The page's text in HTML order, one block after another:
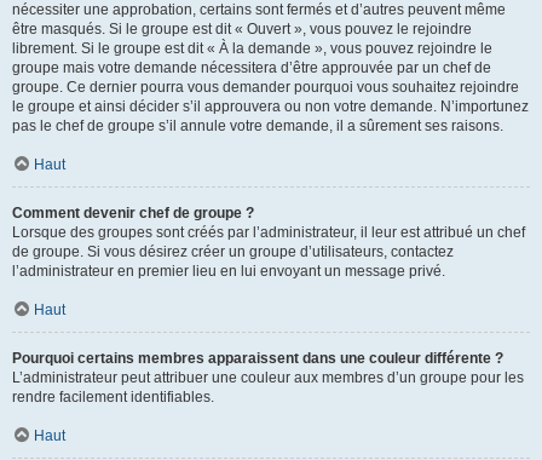
nécessiter une approbation, certains sont fermés et d’autres peuvent même
être masqués. Si le groupe est dit « Ouvert », vous pouvez le rejoindre
librement. Si le groupe est dit « À la demande », vous pouvez rejoindre le
groupe mais votre demande nécessitera d’être approuvée par un chef de
groupe. Ce dernier pourra vous demander pourquoi vous souhaitez rejoindre
le groupe et ainsi décider s’il approuvera ou non votre demande. N’importunez
pas le chef de groupe s’il annule votre demande, il a sûrement ses raisons.
Haut
Comment devenir chef de groupe ?
Lorsque des groupes sont créés par l’administrateur, il leur est attribué un chef
de groupe. Si vous désirez créer un groupe d’utilisateurs, contactez
l’administrateur en premier lieu en lui envoyant un message privé.
Haut
Pourquoi certains membres apparaissent dans une couleur différente ?
L’administrateur peut attribuer une couleur aux membres d’un groupe pour les
rendre facilement identifiables.
Haut